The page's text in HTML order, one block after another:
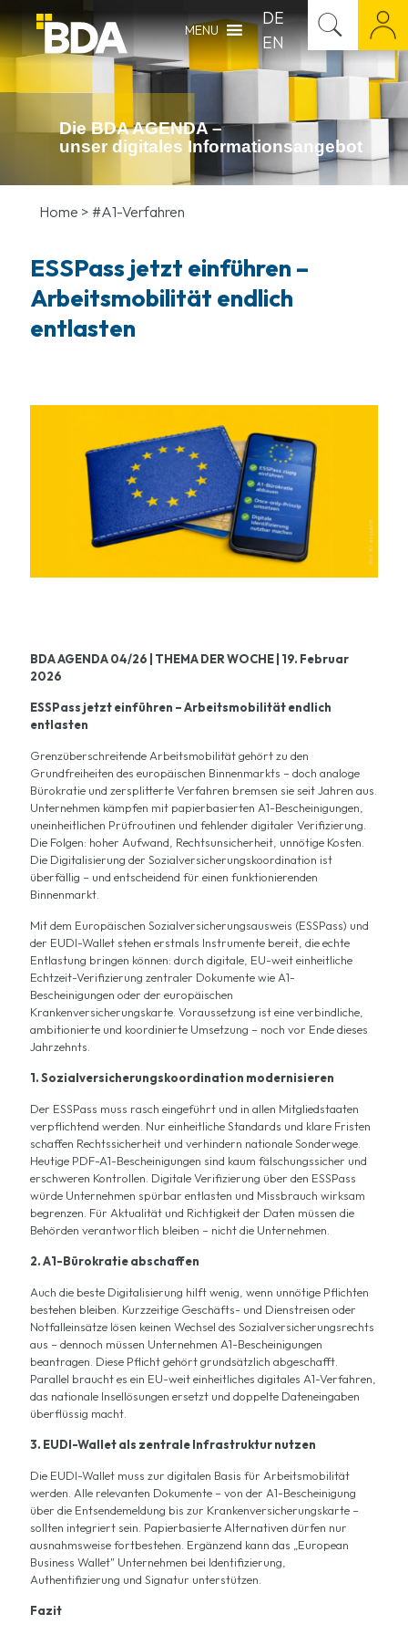
MENU
DE
EN
Die BDA AGENDA –
unser digitales Infor­mations­angebot
Home > #A1-Verfahren
ESSPass jetzt einführen –
Arbeitsmobilität endlich
entlasten
BDA AGENDA 04/26 | THEMA DER WOCHE | 19. Februar
2026
ESSPass jetzt einführen – Arbeitsmobilität endlich
entlasten
Grenzüberschreitende Arbeitsmobilität gehört zu den
Grundfreiheiten des europäischen Binnenmarkts – doch analoge
Bürokratie und zersplitterte Verfahren bremsen sie seit Jahren aus.
Unternehmen kämpfen mit papierbasierten A1-Bescheinigungen,
uneinheitlichen Prüfroutinen und fehlender digitaler Verifizierung.
Die Folgen: hoher Aufwand, Rechtsunsicherheit, unnötige Kosten.
Die Digitalisierung der Sozialversicherungskoordination ist
überfällig – und entscheidend für einen funktionierenden
Binnenmarkt.
Mit dem Europäischen Sozialversicherungsausweis (ESSPass) und
der EUDI-Wallet stehen erstmals Instrumente bereit, die echte
Entlastung bringen können: durch digitale, EU-weit einheitliche
Echtzeit-Verifizierung zentraler Dokumente wie A1-
Bescheinigungen oder der europäischen
Krankenversicherungskarte. Voraussetzung ist eine verbindliche,
ambitionierte und koordinierte Umsetzung – noch vor Ende dieses
Jahrzehnts.
1. Sozialversicherungskoordination modernisieren
Der ESSPass muss rasch eingeführt und in allen Mitgliedstaaten
verpflichtend werden. Nur einheitliche Standards und klare Fristen
schaffen Rechtssicherheit und verhindern nationale Sonderwege.
Heutige PDF-A1-Bescheinigungen sind kaum fälschungssicher und
erschweren Kontrollen. Digitale Verifizierung über den ESSPass
würde Unternehmen spürbar entlasten und Missbrauch wirksam
begrenzen. Für Aktualität und Richtigkeit der Daten müssen die
Behörden verantwortlich bleiben – nicht die Unternehmen.
2. A1-Bürokratie abschaffen
Auch die beste Digitalisierung hilft wenig, wenn unnötige Pflichten
bestehen bleiben. Kurzzeitige Geschäfts- und Dienstreisen oder
Notfalleinsätze lösen keinen Wechsel des Sozialversicherungsrechts
aus – dennoch müssen Unternehmen A1-Bescheinigungen
beantragen. Diese Pflicht gehört grundsätzlich abgeschafft.
Parallel braucht es ein EU-weit einheitliches digitales A1-Verfahren,
das nationale Insellösungen ersetzt und doppelte Dateneingaben
überflüssig macht.
3. EUDI-Wallet als zentrale Infrastruktur nutzen
Die EUDI-Wallet muss zur digitalen Basis für Arbeitsmobilität
werden. Alle relevanten Dokumente – von der A1-Bescheinigung
über die Entsendemeldung bis zur Krankenversicherungskarte –
sollten integriert sein. Papierbasierte Alternativen dürfen nur
ausnahmsweise fortbestehen. Ergänzend kann das „European
Business Wallet" Unternehmen bei Identifizierung,
Authentifizierung und Signatur unterstützen.
Fazit